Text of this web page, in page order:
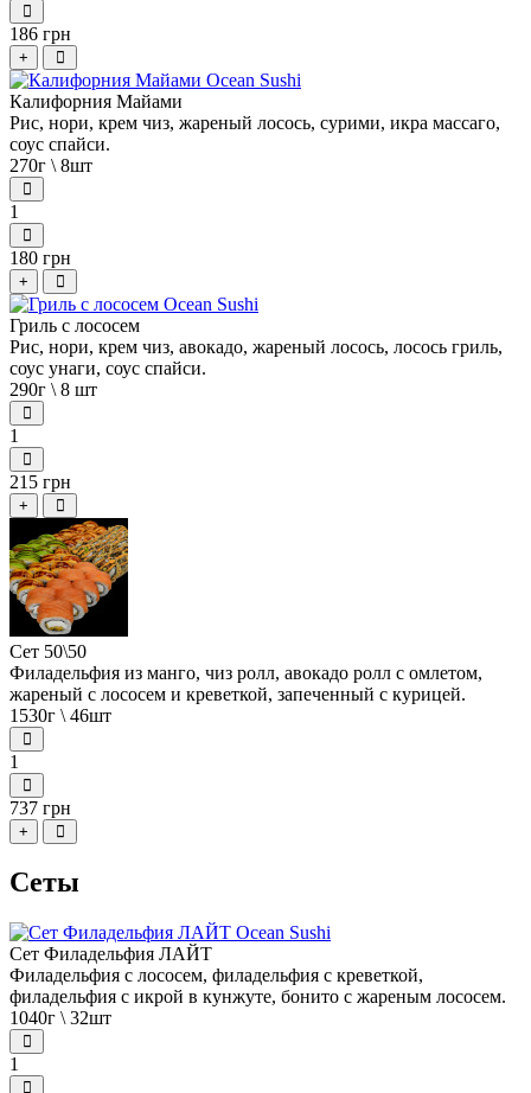
186 грн
+
Калифорния Майами
Рис, нори, крем чиз, жареный лосось, сурими, икра массаго,
соус спайси.
270г \ 8шт
1
180 грн
+
Гриль с лососем
Рис, нори, крем чиз, авокадо, жареный лосось, лосось гриль,
соус унаги, соус спайси.
290г \ 8 шт
1
215 грн
+
Сет 50\50
Филадельфия из манго, чиз ролл, авокадо ролл с омлетом,
жареный с лососем и креветкой, запеченный с курицей.
1530г \ 46шт
1
737 грн
+
Сеты
Сет Филадельфия ЛАЙТ
Филадельфия с лососем, филадельфия с креветкой,
филадельфия с икрой в кунжуте, бонито с жареным лососем.
1040г \ 32шт
1